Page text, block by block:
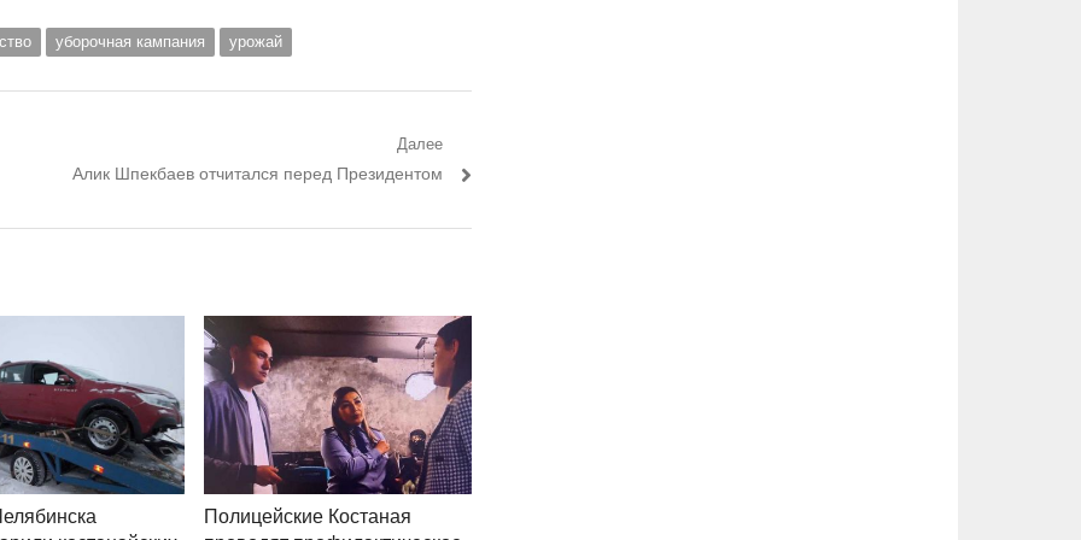
уборочная кампания урожай
Далее
Следующий пост:
Алик Шпекбаев отчитался перед Президентом
Полицейские Костаная